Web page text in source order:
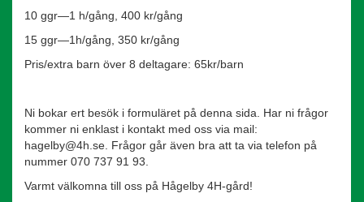
10 ggr—1 h/gång, 400 kr/gång
15 ggr—1h/gång, 350 kr/gång
Pris/extra barn över 8 deltagare: 65kr/barn
Ni bokar ert besök i formuläret på denna sida. Har ni frågor
kommer ni enklast i kontakt med oss via mail:
hagelby@4h.se. Frågor går även bra att ta via telefon på
nummer 070 737 91 93.
Varmt välkomna till oss på Hågelby 4H-gård!